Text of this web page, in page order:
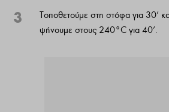
3
Τοποθετούμε στη στόφα για 30’
ψήνουμε στους 240°C για 40’.